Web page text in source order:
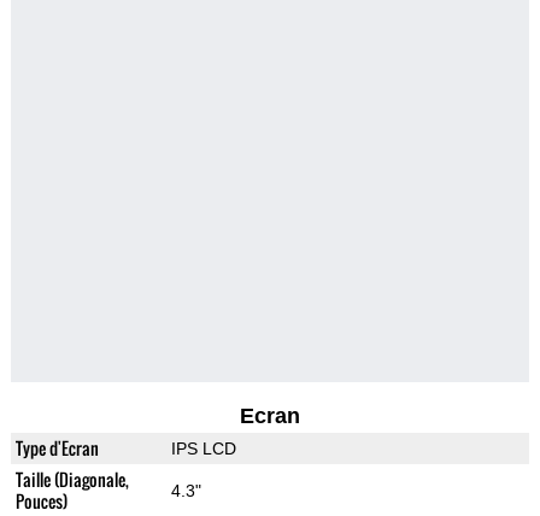
Ecran
Type d'Ecran IPS LCD
Taille (Diagonale,
Pouces)
4.3"